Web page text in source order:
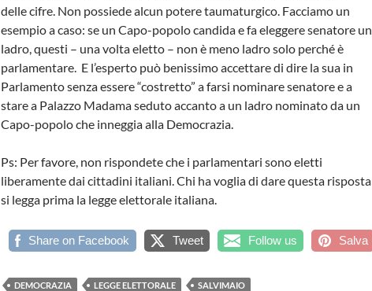
delle cifre. Non possiede alcun potere taumaturgico. Facciamo un
esempio a caso: se un Capo-popolo candida e fa eleggere senatore un
ladro, questi – una volta eletto – non è meno ladro solo perché è
parlamentare. E l’esperto può benissimo accettare di dire la sua in
Parlamento senza essere “costretto” a farsi nominare senatore e a
stare a Palazzo Madama seduto accanto a un ladro nominato da un
Capo-popolo che inneggia alla Democrazia.
Ps: Per favore, non rispondete che i parlamentari sono eletti
liberamente dai cittadini italiani. Chi ha voglia di dare questa risposta
si legga prima la legge elettorale italiana.
Share on Facebook Tweet Follow us Salva
DEMOCRAZIA LEGGE ELETTORALE SALVIMAIO